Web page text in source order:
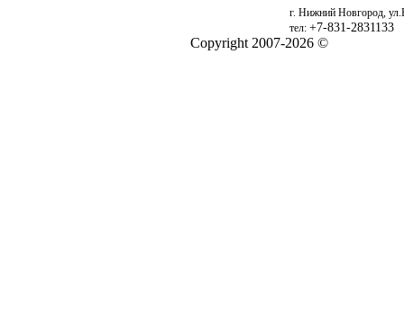
г. Нижний Новгород,
тел: +7-831-2831133
Copyright 2007-2026 ©